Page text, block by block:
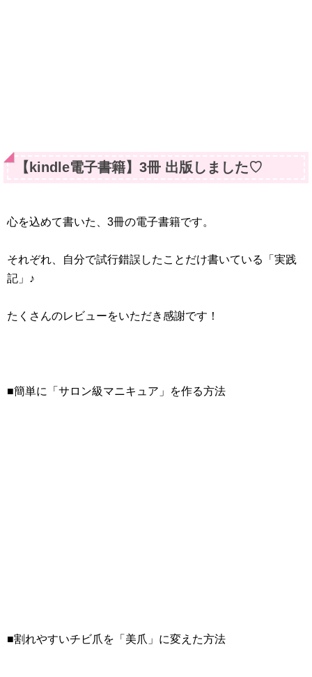
【kindle電子書籍】3冊 出版しました♡
心を込めて書いた、3冊の電子書籍です。
それぞれ、自分で試行錯誤したことだけ書いている「実践
記」♪
たくさんのレビューをいただき感謝です！
■簡単に「サロン級マニキュア」を作る方法
■割れやすいチビ爪を「美爪」に変えた方法